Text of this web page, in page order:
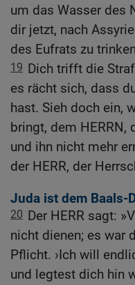
um das Wasser des
dir jetzt, nach
des Eufrats zu
19 Dich trifft die
es rächt sich, dass
hast. Sieh doch ein,
bringt, dem HERRN,
und ihn nicht mehr
der HERR, der
Juda ist dem Baals-
20 Der HERR sagt:
nicht dienen; es war
Pflicht. ›Ich will
und legtest dich hin